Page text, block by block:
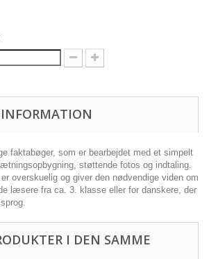
INFORMATION
faktabøger, som er bearbejdet med et simpelt
støttende fotos og indtaling.
overskuelig og giver den nødvendige viden om
læsere fra ca. 3. klasse eller for danskere, der
I DEN SAMME